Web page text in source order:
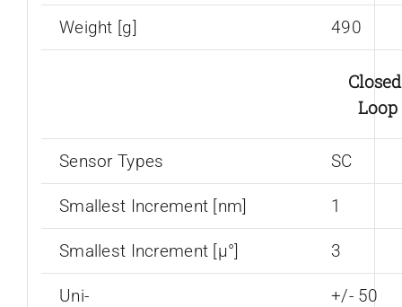
Weight [g] 490
Loop
Sensor Types SC
Smallest Increment [nm] 1
Smallest Increment [µ°] 3
Uni- +/- 50